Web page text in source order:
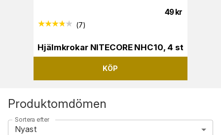
49kr
(7)
Hjälmkrokar NITECORE NHC10, 4 st
KÖP
Produktomdömen
Sortera efter
Nyast